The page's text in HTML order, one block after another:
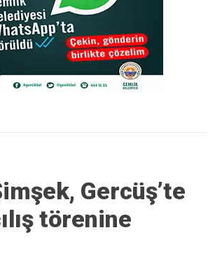
Gercüş’te
törenine